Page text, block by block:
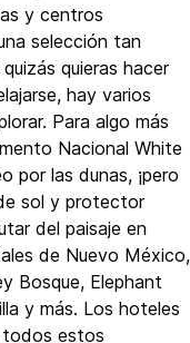
y centros
selección tan
quieras hacer
hay varios
Para algo más
Nacional White
por las dunas, ¡pero
sol y protector
del paisaje en
de Nuevo México,
Bosque, Elephant
y más. Los hoteles
todos estos